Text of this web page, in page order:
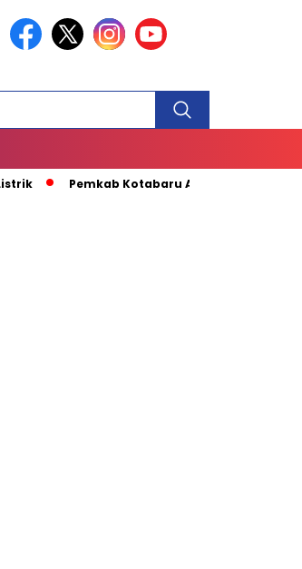
Pemkab Kotabaru Apresiasi Kunjungan